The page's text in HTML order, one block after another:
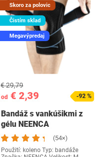
Skoro za polovic
Čistím sklad
Megavýpredaj
od € 2,39
€ 29,79
-92 %
Bandáž s vankúšikmi z
gélu NEENCA
(54×)
Použití: koleno Typ: bandáže